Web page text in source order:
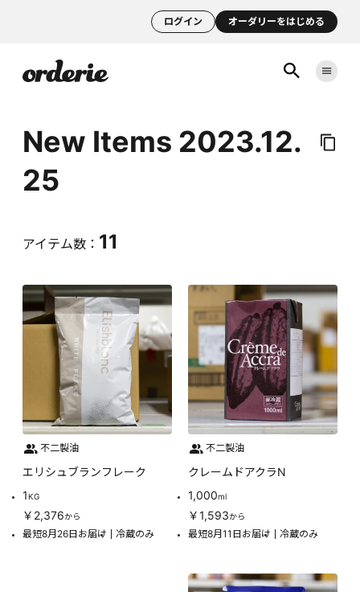
ログイン オーダリーをはじめる
New Items 2023.12.
25
アイテム数： 11
不二製油
エリシュブランフレーク
1KG
￥2,376から
最短8月26日お届け 冷蔵のみ
不二製油
クレームドアクラN
1,000ml
￥1,593から
最短8月11日お届け 冷蔵のみ